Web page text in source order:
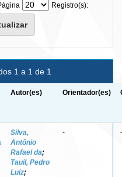
Registro(s):
1 a 1 de 1
Autor(es) Orientador(es)
Silva,
Antônio
Rafael da;
Tauil, Pedro
Luiz;
- -